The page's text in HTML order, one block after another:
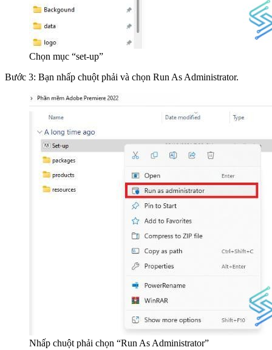
Chọn mục “set-up”
Bước 3: Bạn nhấp chuột phải và chọn Run As Administrator.
Nhấp chuột phải chọn “Run As Administrator”